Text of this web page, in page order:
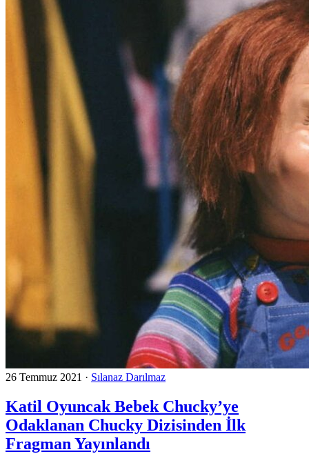
26 Temmuz 2021 · Sılanaz Darılmaz
Katil Oyuncak Bebek Chucky’ye
Odaklanan Chucky Dizisinden İlk
Fragman Yayınlandı